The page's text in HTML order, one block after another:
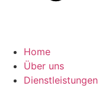
Home
Über uns
Dienstleistungen